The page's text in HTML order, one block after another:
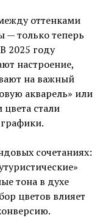
оттенками
— только теперь
2025 году
настроение,
на важный
акварель» или
стали
сочетаниях:
тона в духе
цветов влияет